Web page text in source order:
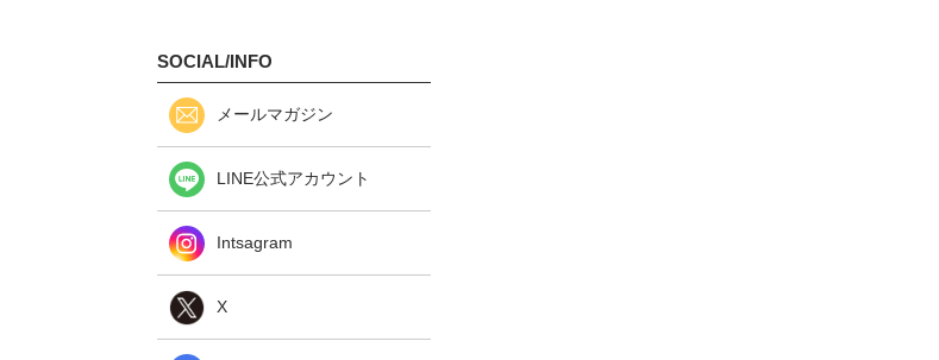
SOCIAL/INFO
メールマガジン
LINE公式アカウント
Intsagram
X